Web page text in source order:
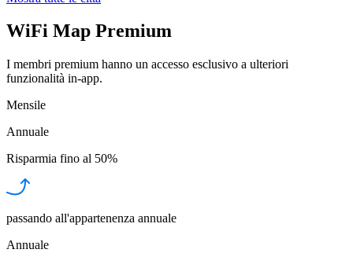
WiFi Map Premium
I membri premium hanno un accesso esclusivo a ulteriori
funzionalità in-app.
Mensile
Annuale
Risparmia fino al 50%
passando all'appartenenza annuale
Annuale